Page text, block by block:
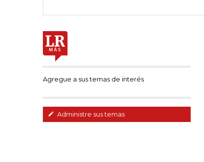
Agregue a sus temas de interés
Administre sus temas